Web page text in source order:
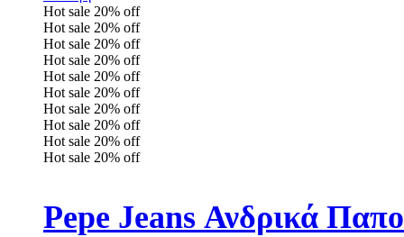
Hot sale 20% off
Hot sale 20% off
Hot sale 20% off
Hot sale 20% off
Hot sale 20% off
Hot sale 20% off
Hot sale 20% off
Hot sale 20% off
Hot sale 20% off
Hot sale 20% off
Pepe Jeans Ανδρικά